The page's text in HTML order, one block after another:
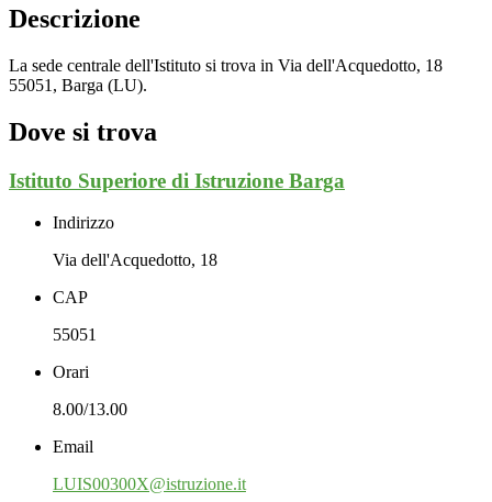
Descrizione
La sede centrale dell'Istituto si trova in Via dell'Acquedotto, 18
55051, Barga (LU).
Dove si trova
Istituto Superiore di Istruzione Barga
Indirizzo
Via dell'Acquedotto, 18
CAP
55051
Orari
8.00/13.00
Email
LUIS00300X@istruzione.it